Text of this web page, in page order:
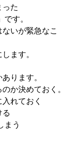
た
す。
いが緊急なこ
ます。
ります。
か決めておく。
れておく
まう